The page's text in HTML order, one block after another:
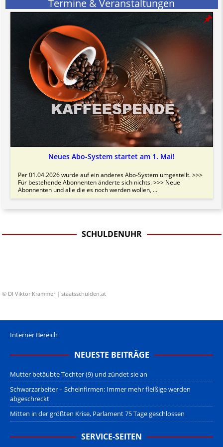
Termine & Veranstaltungen
Neues Abo-System startet am 1. Mai!
Per 01.04.2026 wurde auf ein anderes Abo-System umgestellt. >>>
Für bestehende Abonnenten änderte sich nichts. >>> Neue
Abonnenten und alle die es noch werden wollen, ...
SCHULDENUHR
© DI Viktor Krammer | staatsschulden.at
Interner Bereich
NEUESTE BEITRÄGE
Mutter betäubte Tochter (9) und zündet sie an
Schwarzarbeiter – Scheinfirmen: Immer mehr fleißige werden
abgeschreckt
Mitten in der größten Krise, Parlament 75 Tage geschlossen
SERVICE-SEITEN